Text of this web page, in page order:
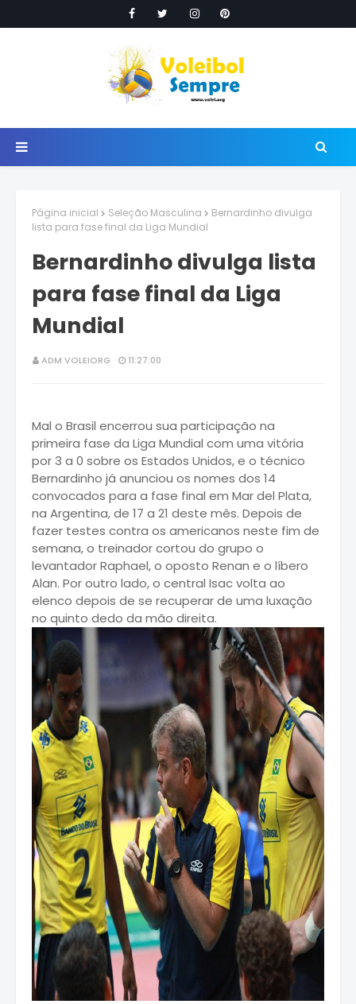
Página inicial Seleção Masculina
Bernardinho divulga
lista para fase final da Liga Mundial
Bernardinho divulga lista
para fase final da Liga
Mundial
ADM VOLEIORG 11:27:00
Mal o Brasil encerrou sua participação na
primeira fase da Liga Mundial com uma vitória
por 3 a 0 sobre os Estados Unidos, e o técnico
Bernardinho já anunciou os nomes dos 14
convocados para a fase final em Mar del Plata,
na Argentina, de 17 a 21 deste mês. Depois de
fazer testes contra os americanos neste fim de
semana, o treinador cortou do grupo o
levantador Raphael, o oposto Renan e o líbero
Alan. Por outro lado, o central Isac volta ao
elenco depois de se recuperar de uma luxação
no quinto dedo da mão direita.